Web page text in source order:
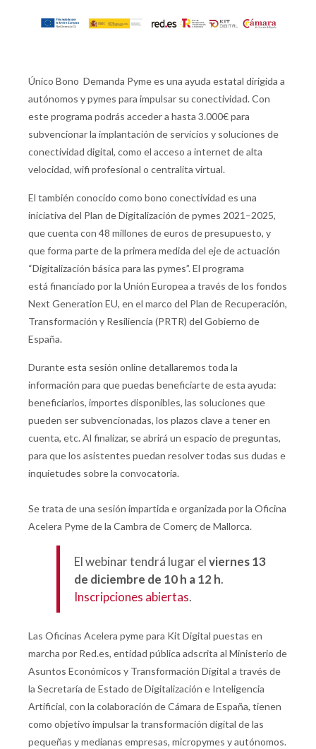
Único Bono Demanda Pyme es una ayuda estatal dirigida a
autónomos y pymes para impulsar su conectividad. Con
este programa podrás acceder a hasta 3.000€ para
subvencionar la implantación de servicios y soluciones de
conectividad digital, como el acceso a internet de alta
velocidad, wifi profesional o centralita virtual.
El también conocido como bono conectividad es una
iniciativa del Plan de Digitalización de pymes 2021–2025,
que cuenta con 48 millones de euros de presupuesto, y
que forma parte de la primera medida del eje de actuación
“Digitalización básica para las pymes”. El programa
está financiado por la Unión Europea a través de los fondos
Next Generation EU, en el marco del Plan de Recuperación,
Transformación y Resiliencia (PRTR) del Gobierno de
España.
Durante esta sesión online detallaremos toda la
información para que puedas beneficiarte de esta ayuda:
beneficiarios, importes disponibles, las soluciones que
pueden ser subvencionadas, los plazos clave a tener en
cuenta, etc. Al finalizar, se abrirá un espacio de preguntas,
para que los asistentes puedan resolver todas sus dudas e
inquietudes sobre la convocatoria.
Se trata de una sesión impartida e organizada por la Oficina
Acelera Pyme de la Cambra de Comerç de Mallorca.
El webinar tendrá lugar elviernes 13
de diciembre de 10 h a 12 h.
Inscripciones abiertas.
Las Oficinas Acelera pyme para Kit Digital puestas en
marcha por Red.es, entidad pública adscrita al Ministerio de
Asuntos Económicos y Transformación Digital a través de
la Secretaría de Estado de Digitalización e Inteligencia
Artificial, con la colaboración de Cámara de España, tienen
como objetivo impulsar la transformación digital de las
pequeñas y medianas empresas, micropymes y autónomos.